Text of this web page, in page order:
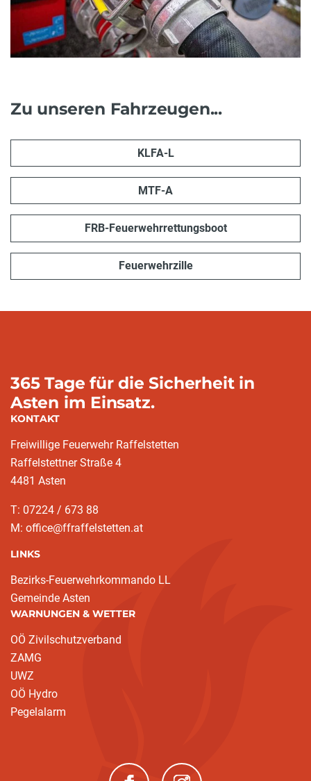
Zu unseren Fahrzeugen...
KLFA-L
MTF-A
FRB-Feuerwehrrettungsboot
Feuerwehrzille
365 Tage für die Sicherheit in
Asten im Einsatz.
KONTAKT
Freiwillige Feuerwehr Raffelstetten
Raffelstettner Straße 4
4481 Asten
T: 07224 / 673 88
M: office@ffraffelstetten.at
LINKS
Bezirks-Feuerwehrkommando LL
Gemeinde Asten
WARNUNGEN & WETTER
OÖ Zivilschutzverband
ZAMG
UWZ
OÖ Hydro
Pegelalarm